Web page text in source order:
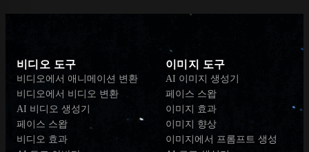
비디오 도구
비디오에서 애니메이션 변환
비디오에서 비디오 변환
AI 비디오 생성기
페이스 스왑
비디오 효과
이미지 도구
AI 이미지 생성기
페이스 스왑
이미지 효과
이미지 향상
이미지에서 프롬프트 생성